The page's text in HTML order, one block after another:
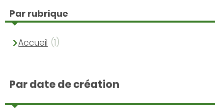
Par rubrique
Accueil (1)
Par date de création